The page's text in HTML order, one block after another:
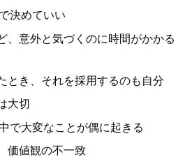
決めていい
、意外と気づくのに時間がかかる
とき、それを採用するのも自分
大切
で大変なことが偶に起きる
価値観の不一致